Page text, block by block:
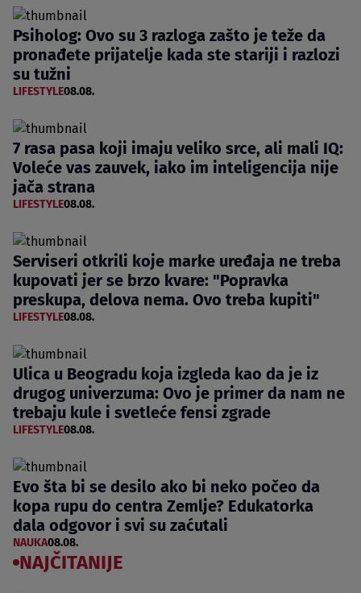
Psiholog: Ovo su 3 razloga zašto je teže da
pronađete prijatelje kada ste stariji i razlozi
su tužni
LIFESTYLE08.08.
7 rasa pasa koji imaju veliko srce, ali mali IQ:
Voleće vas zauvek, iako im inteligencija nije
jača strana
LIFESTYLE08.08.
Serviseri otkrili koje marke uređaja ne treba
kupovati jer se brzo kvare: "Popravka
preskupa, delova nema. Ovo treba kupiti"
LIFESTYLE08.08.
Ulica u Beogradu koja izgleda kao da je iz
drugog univerzuma: Ovo je primer da nam ne
trebaju kule i svetleće fensi zgrade
LIFESTYLE08.08.
Evo šta bi se desilo ako bi neko počeo da
kopa rupu do centra Zemlje? Edukatorka
dala odgovor i svi su zaćutali
NAUKA08.08.
NAJČITANIJE